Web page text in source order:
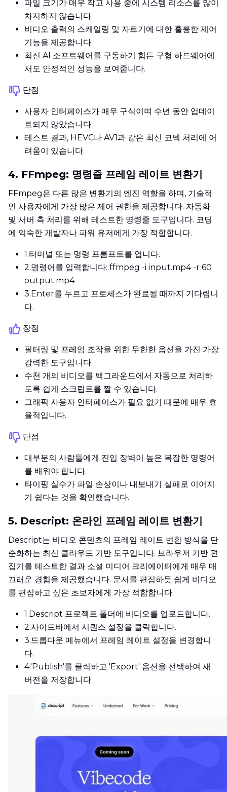
파일 크기가 매우 작고 사용 중에 시스템 리소스를 많이
차지하지 않습니다.
비디오 출력의 스케일링 및 자르기에 대한 훌륭한 제어
기능을 제공합니다.
최신 AI 소프트웨어를 구동하기 힘든 구형 하드웨어에
서도 안정적인 성능을 보여줍니다.
단점
사용자 인터페이스가 매우 구식이며 수년 동안 업데이
트되지 않았습니다.
테스트 결과, HEVC나 AV1과 같은 최신 코덱 처리에 어
려움이 있습니다.
4. FFmpeg: 명령줄 프레임 레이트 변환기
FFmpeg은 다른 많은 변환기의 엔진 역할을 하며, 기술적
인 사용자에게 가장 많은 제어 권한을 제공합니다. 자동화
및 서버 측 처리를 위해 테스트한 명령줄 도구입니다. 코딩
에 익숙한 개발자나 파워 유저에게 가장 적합합니다.
1.터미널 또는 명령 프롬프트를 엽니다.
2.명령어를 입력합니다: ffmpeg -i input.mp4 -r 60
output.mp4
3.Enter를 누르고 프로세스가 완료될 때까지 기다립니
다.
장점
필터링 및 프레임 조작을 위한 무한한 옵션을 가진 가장
강력한 도구입니다.
수천 개의 비디오를 백그라운드에서 자동으로 처리하
도록 쉽게 스크립트를 짤 수 있습니다.
그래픽 사용자 인터페이스가 필요 없기 때문에 매우 효
율적입니다.
단점
대부분의 사람들에게 진입 장벽이 높은 복잡한 명령어
를 배워야 합니다.
타이핑 실수가 파일 손상이나 내보내기 실패로 이어지
기 쉽다는 것을 확인했습니다.
5. Descript: 온라인 프레임 레이트 변환기
Descript는 비디오 콘텐츠의 프레임 레이트 변환 방식을 단
순화하는 최신 클라우드 기반 도구입니다. 브라우저 기반 편
집기를 테스트한 결과 소셜 미디어 크리에이터에게 매우 매
끄러운 경험을 제공했습니다. 문서를 편집하듯 쉽게 비디오
를 편집하고 싶은 초보자에게 가장 적합합니다.
1.Descript 프로젝트 폴더에 비디오를 업로드합니다.
2.사이드바에서 시퀀스 설정을 클릭합니다.
3.드롭다운 메뉴에서 프레임 레이트 설정을 변경합니
다.
4.'Publish'를 클릭하고 'Export' 옵션을 선택하여 새
버전을 저장합니다.